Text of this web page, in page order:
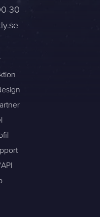
30